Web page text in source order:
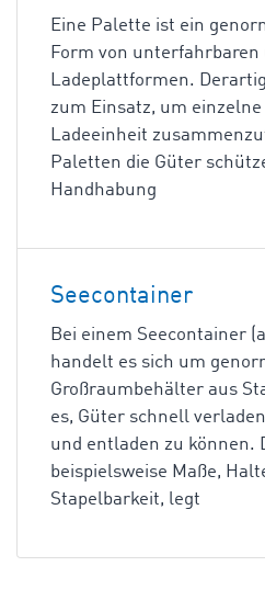
Eine Palette ist ein
Form von unterfahrbaren
Ladeplattformen.
zum Einsatz, um
Ladeeinheit
Paletten die Güter
Handhabung
Seecontainer
Bei einem Seecontainer
handelt es sich um
Großraumbehälter aus
es, Güter schnell
und entladen zu können.
beispielsweise Maße,
Stapelbarkeit, legt